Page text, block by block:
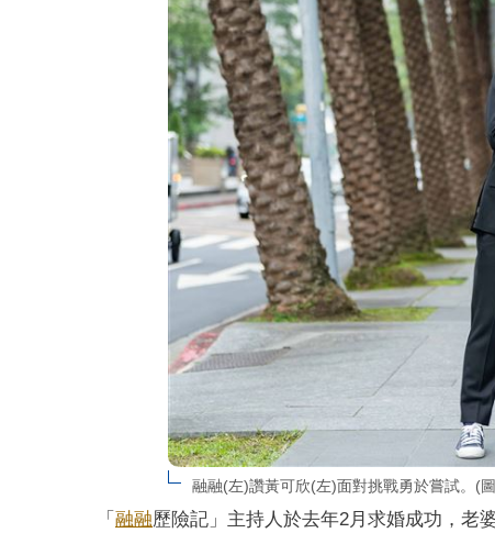
融融(左)讚黃可欣(左)面對挑戰勇於嘗試。(
「 融融歷險記」主持人於去年2月求婚成功，老